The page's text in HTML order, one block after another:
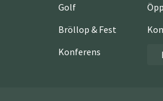
Golf
Bröllop & Fest
Konferens